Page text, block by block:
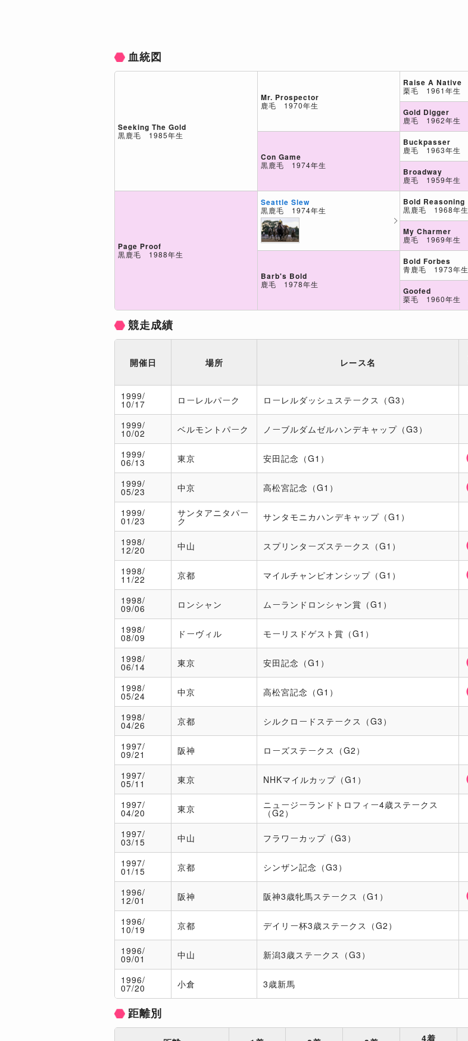
血統図
Seeking The Gold
黒鹿毛 1985年生
Page Proof
黒鹿毛 1988年生
Mr. Prospector
鹿毛 1970年生
Con Game
黒鹿毛 1974年生
Seattle Slew
黒鹿毛 1974年生
Barb's Bold
鹿毛 1978年生
Raise A Native
栗毛 1961年生
Gold Digger
鹿毛 1962年生
Buckpasser
鹿毛 1963年生
Broadway
鹿毛 1959年生
Bold Reasoning
黒鹿毛 1968年生
My Charmer
鹿毛 1969年生
Bold Forbes
青鹿毛 1973年生
Goofed
栗毛 1960年生
競走成績
開催日 場所 レース名
1999/
10/17 ローレルパーク ローレルダッシュステークス（G3）
1999/
10/02 ベルモントパーク ノーブルダムゼルハンデキャップ（G3）
1999/
06/13 東京 安田記念（G1）
1999/
05/23 中京 高松宮記念（G1）
1999/
01/23
サンタアニタパー
ク サンタモニカハンデキャップ（G1）
1998/
12/20 中山 スプリンターズステークス（G1）
1998/
11/22 京都 マイルチャンピオンシップ（G1）
1998/
09/06 ロンシャン ムーランドロンシャン賞（G1）
1998/
08/09 ドーヴィル モーリスドゲスト賞（G1）
1998/
06/14 東京 安田記念（G1）
1998/
05/24 中京 高松宮記念（G1）
1998/
04/26 京都 シルクロードステークス（G3）
1997/
09/21 阪神 ローズステークス（G2）
1997/
05/11 東京 NHKマイルカップ（G1）
1997/
04/20 東京 ニュージーランドトロフィー4歳ステークス
（G2）
1997/
03/15 中山 フラワーカップ（G3）
1997/
01/15 京都 シンザン記念（G3）
1996/
12/01 阪神 阪神3歳牝馬ステークス（G1）
1996/
10/19 京都 デイリー杯3歳ステークス（G2）
1996/
09/01 中山 新潟3歳ステークス（G3）
1996/
07/20 小倉 3歳新馬
距離別
4着